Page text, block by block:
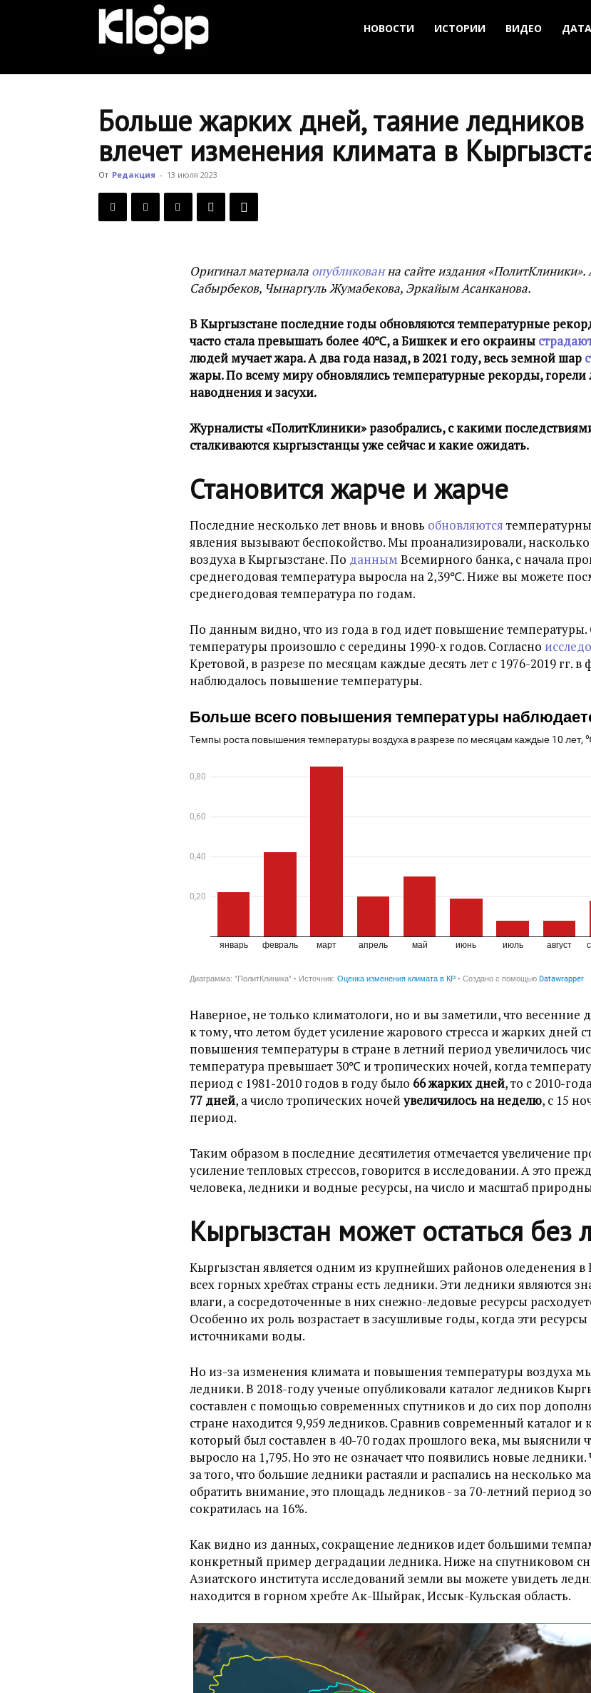
Новости
Кыргызстана
НОВОСТИ ИСТОРИИ ВИДЕО ДАТА
Больше жарких дней, таяние ледников
влечет изменения климата в
От Редакция - 13 июля 2023
Оригинал материала опубликованна сайте издания
Сабырбеков, Чынаргуль Жумабекова, Эркайым Асанканова.
В Кыргызстане последние годы обновляются температурные
часто стала превышать более 40℃, а Бишкек и его окраины
людей мучает жара. А два года назад, в 2021 году, весь земной шар
жары. По всему миру обновлялись температурные рекорды, горели
наводнения и засухи.
Журналисты «ПолитКлиники» разобрались, с какими
сталкиваются кыргызстанцы уже сейчас и какие ожидать.
Становится жарче и жарче
Последние несколько лет вновь и вновь обновляются
явления вызывают беспокойство. Мы проанализировали,
воздуха в Кыргызстане. По данным Всемирного банка, с начала
среднегодовая температура выросла на 2,39℃. Ниже вы можете
среднегодовая температура по годам.
По данным видно, что из года в год идет повышение температуры.
температуры произошло с середины 1990-х годов. Согласно
Кретовой, в разрезе по месяцам каждые десять лет с 1976-2019 гг.
наблюдалось повышение температуры.
Наверное, не только климатологи, но и вы заметили, что весенние
к тому, что летом будет усиление жарового стресса и жарких дней
повышения температуры в стране в летний период увеличилось
температура превышает 30℃ и тропических ночей, когда
период с 1981-2010 годов в году было 66 жарких дней, то с 2010-
77 дней, а число тропических ночейувеличилось на неделю, с 15
период.
Таким образом в последние десятилетия отмечается увеличение
усиление тепловых стрессов, говорится в исследовании. А это
человека, ледники и водные ресурсы, на число и масштаб
Кыргызстан может остаться без
Кыргызстан является одним из крупнейших районов оледенения
всех горных хребтах страны есть ледники. Эти ледники являются
влаги, а сосредоточенные в них снежно-ледовые ресурсы
Особенно их роль возрастает в засушливые годы, когда эти ресурсы
источниками воды.
Но из-за изменения климата и повышения температуры воздуха
ледники. В 2018-году ученые опубликовали каталог ледников
составлен с помощью современных спутников и до сих пор
стране находится 9,959 ледников. Сравнив современный каталог и
который был составлен в 40-70 годах прошлого века, мы выяснили
выросло на 1,795. Но это не означает что появились новые
за того, что большие ледники растаяли и распались на несколько
обратить внимание, это площадь ледников - за 70-летний период
сократилась на 16%.
Как видно из данных, сокращение ледников идет большими
конкретный пример деградации ледника. Ниже на спутниковом
Азиатского института исследований земли вы можете увидеть
находится в горном хребте Ак-Шыйрак, Иссык-Кульская область.